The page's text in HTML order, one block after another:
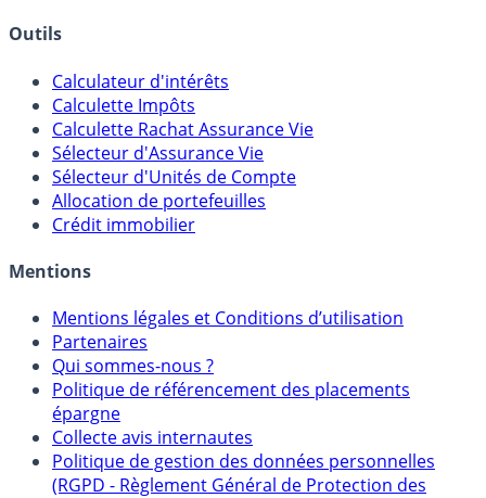
Outils
Calculateur d'intérêts
Calculette Impôts
Calculette Rachat Assurance Vie
Sélecteur d'Assurance Vie
Sélecteur d'Unités de Compte
Allocation de portefeuilles
Crédit immobilier
Mentions
Mentions légales et Conditions d’utilisation
Partenaires
Qui sommes-nous ?
Politique de référencement des placements
épargne
Collecte avis internautes
Politique de gestion des données personnelles
(RGPD - Règlement Général de Protection des